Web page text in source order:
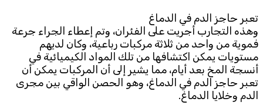
تعبر حاجز الدم في الدماغ
وهذه التجارب أجريت على الفئران، وتم إعطاء الجراء جرعة
فموية من واحد من ثلاثة مركبات رباعية، وكان لديهم
مستويات يمكن اكتشافها من تلك المواد الكيميائية في
أنسجة المخ بعد أيام، مما يشير إلى أن المركبات يمكن أن
تعبر حاجز الدم في الدماغ، وهو الحصن الواقي بين مجرى
الدم وخلايا الدماغ.